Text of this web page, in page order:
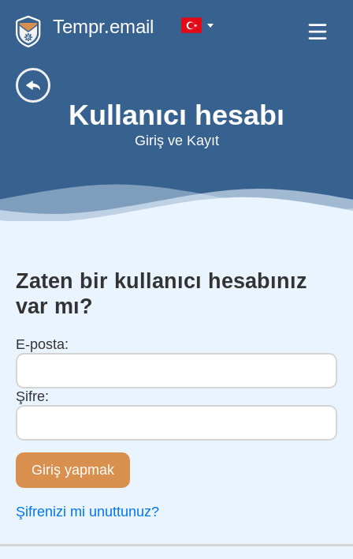
Tempr.email
Kullanıcı hesabı
Giriş ve Kayıt
Zaten bir kullanıcı hesabınız
var mı?
E-posta:
Şifre:
Giriş yapmak
Şifrenizi mi unuttunuz?